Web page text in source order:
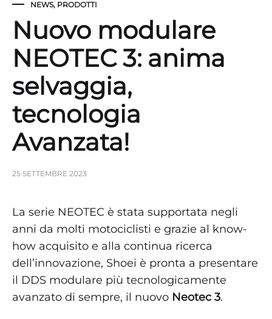
NEWS, PRODOTTI
Nuovo modulare
NEOTEC 3: anima
selvaggia,
tecnologia
Avanzata!
25 SETTEMBRE 2023
La serie NEOTEC è stata supportata negli
anni da molti motociclisti e grazie al know-
how acquisito e alla continua ricerca
dell’innovazione, Shoei è pronta a presentare
il DDS modulare più tecnologicamente
avanzato di sempre, il nuovo Neotec 3.